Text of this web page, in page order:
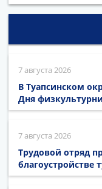
7 августа 2026
В Туапсинском
Дня
7 августа 2026
Трудовой отряд
благоустройстве